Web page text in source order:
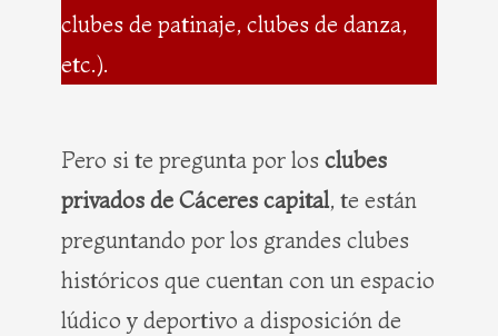
clubes de patinaje, clubes de danza,
etc.).
Pero si te pregunta por los clubes
privados de Cáceres capital, te están
preguntando por los grandes clubes
históricos que cuentan con un espacio
lúdico y deportivo a disposición de